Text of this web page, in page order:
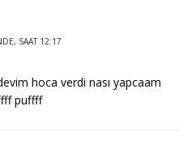
SAAT 12:17
hoca verdi nası yapcaam
puffff